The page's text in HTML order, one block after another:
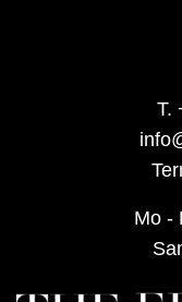
T.
Mo -